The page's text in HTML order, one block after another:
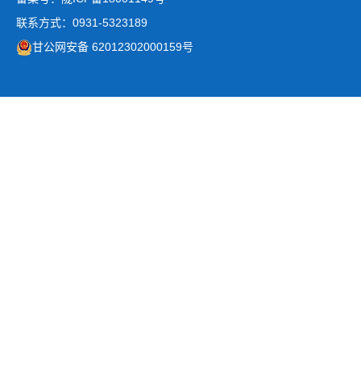
联系方式：0931-5323189
甘公网安备 62012302000159号